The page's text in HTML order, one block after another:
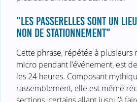
"LES PASSERELLES SONT UN
NON DE STATIONNEMENT"
Cette phrase, répétée à plusieurs
micro pendant l’événement, est
les 24 heures. Composant
rassemblement, elle est même
sections, certains allant jusqu’à